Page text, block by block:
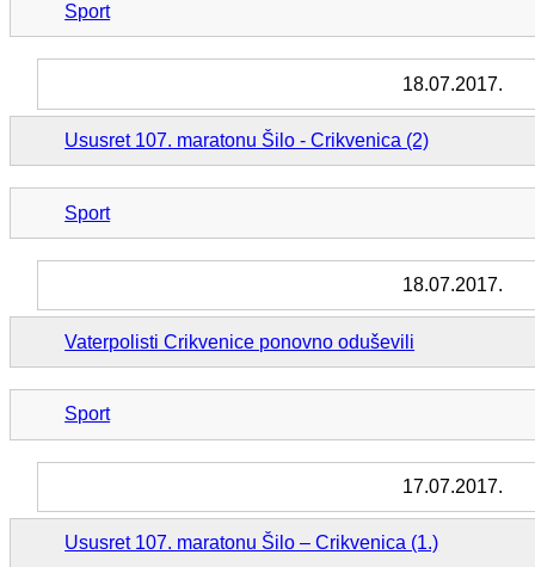
Sport
18.07.2017.
Ususret 107. maratonu Šilo - Crikvenica (2)
Sport
18.07.2017.
Vaterpolisti Crikvenice ponovno oduševili
Sport
17.07.2017.
Ususret 107. maratonu Šilo – Crikvenica (1.)